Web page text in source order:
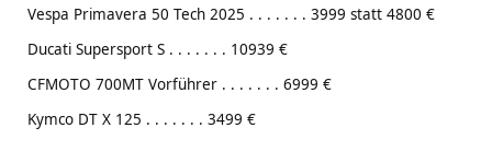
Vespa Primavera 50 Tech 2025 . . . . . . . 3999 statt 4800 €
Ducati Supersport S . . . . . . . 10939 €
CFMOTO 700MT Vorführer . . . . . . . 6999 €
Kymco DT X 125 . . . . . . . 3499 €